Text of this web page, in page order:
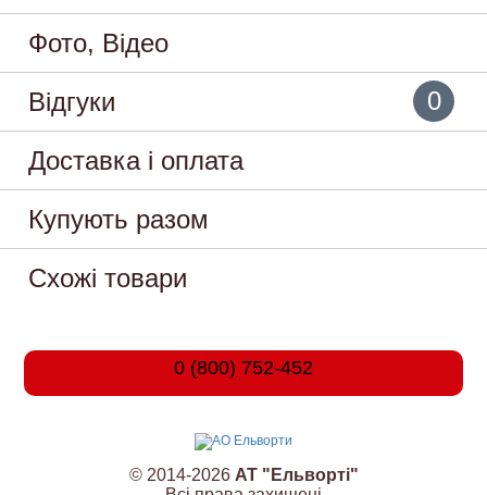
Фото, Відео
Відгуки
0
Доставка і оплата
Купують разом
Схожі товари
0 (800) 752-452
© 2014-2026 АТ "Ельворті"